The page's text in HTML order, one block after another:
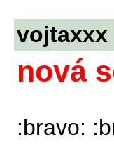
vojtaxxx
nová
:bravo: